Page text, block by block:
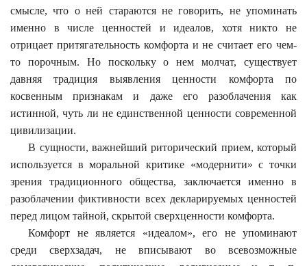
смысле, что о ней стараются не говорить, не упоминать
именно в числе ценностей и идеалов, хотя никто не
отрицает притягательность комфорта и не считает его чем-
то порочным. Но поскольку о нем молчат, существует
давняя традиция выявления ценности комфорта по
косвенным признакам и даже его разоблачения как
истинной, чуть ли не единственной ценности современной
цивилизации.
В сущности, важнейший риторический прием, который
используется в моральной критике «модернити» с точки
зрения традиционного общества, заключается именно в
разоблачении фиктивности всех декларируемых ценностей
перед лицом тайной, скрытой сверхценности комфорта.
Комфорт не является «идеалом», его не упоминают
среди сверхзадач, не вписывают во всевозможные